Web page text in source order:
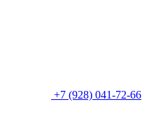
+7 (928) 041-72-66